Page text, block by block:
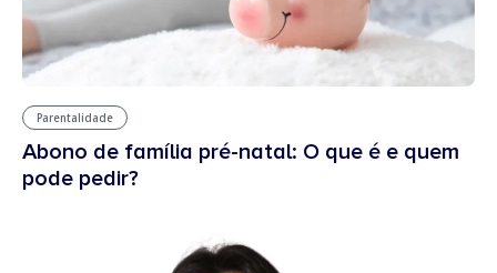
Parentalidade
Abono de família pré-natal: O que é e quem
pode pedir?